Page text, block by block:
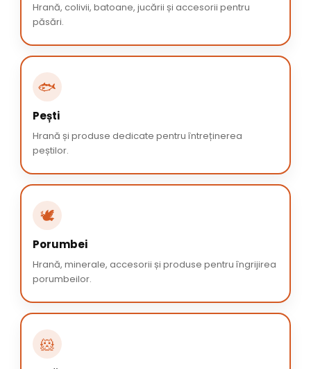
Hrană, colivii, batoane, jucării și accesorii pentru
păsări.
🐟
Pești
Hrană și produse dedicate pentru întreținerea
peștilor.
🕊️
Porumbei
Hrană, minerale, accesorii și produse pentru îngrijirea
porumbeilor.
🐹